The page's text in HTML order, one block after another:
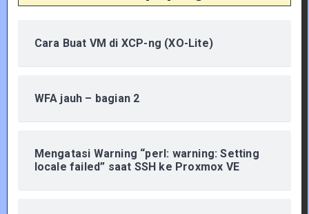
Cara Buat VM di XCP-ng (XO-Lite)
WFA jauh – bagian 2
Mengatasi Warning “perl: warning: Setting
locale failed” saat SSH ke Proxmox VE